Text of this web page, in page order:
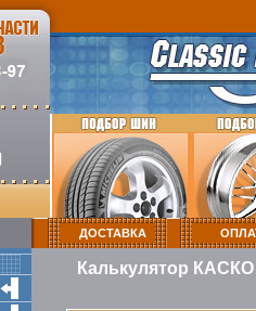
ДОСТАВКА
Калькулятор КАСКО